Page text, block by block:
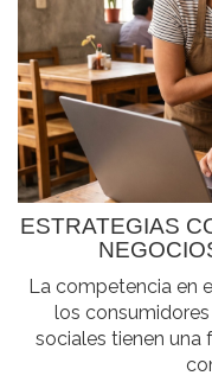
ESTRATEGIAS
La competencia en
los
sociales tienen una